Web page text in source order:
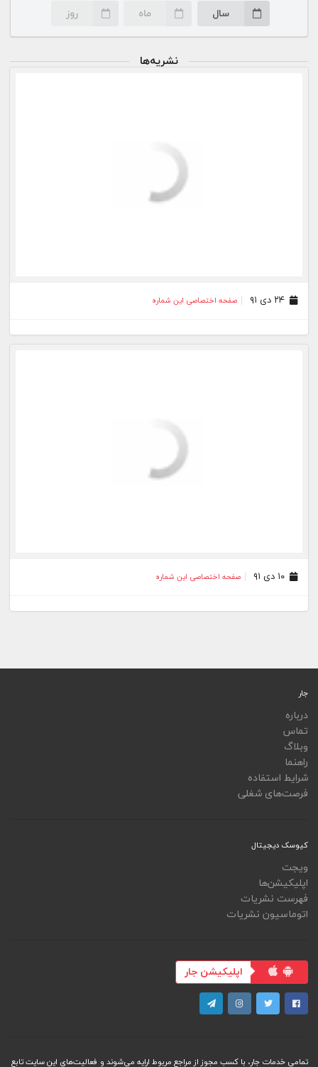
سال ماه روز
نشریه‌ها
۲۴ دی ۹۱ صفحه اختصاصی این شماره
۱۰ دی ۹۱ صفحه اختصاصی این شماره
جار
درباره
تماس
وبلاگ
راهنما
شرایط استفاده
فرصت‌های شغلی
کیوسک دیجیتال
ویجت
اپلیکیشن‌ها
فهرست نشریات
اتوماسیون نشریات
اپلیکیشن جار
تمامی خدمات جار، با کسب مجوز از مراجع مربوط ارایه می‌شوند و فعاليت‌های اين سايت تابع